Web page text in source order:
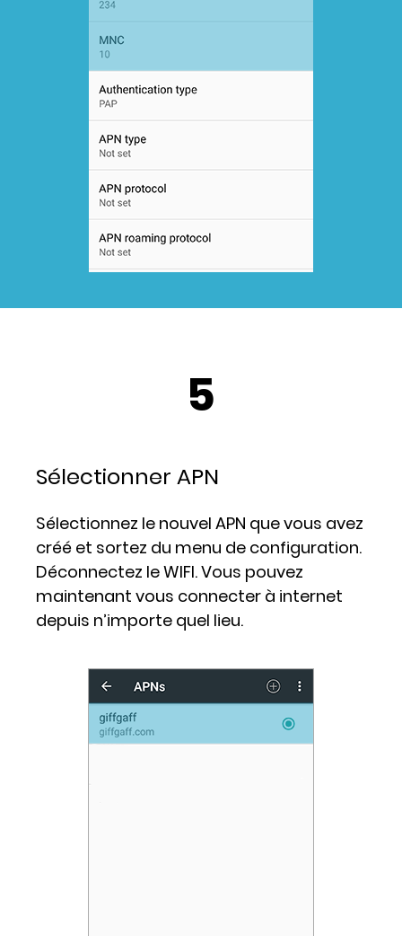
5
Sélectionner APN
Sélectionnez le nouvel APN que vous avez
créé et sortez du menu de configuration.
Déconnectez le WIFI. Vous pouvez
maintenant vous connecter à internet
depuis n’importe quel lieu.